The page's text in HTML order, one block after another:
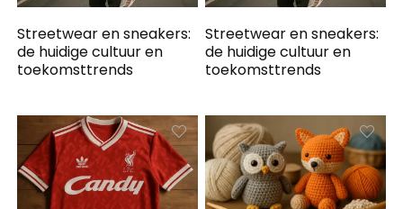
Streetwear en sneakers:
de huidige cultuur en
toekomsttrends
Streetwear en sneakers:
de huidige cultuur en
toekomsttrends